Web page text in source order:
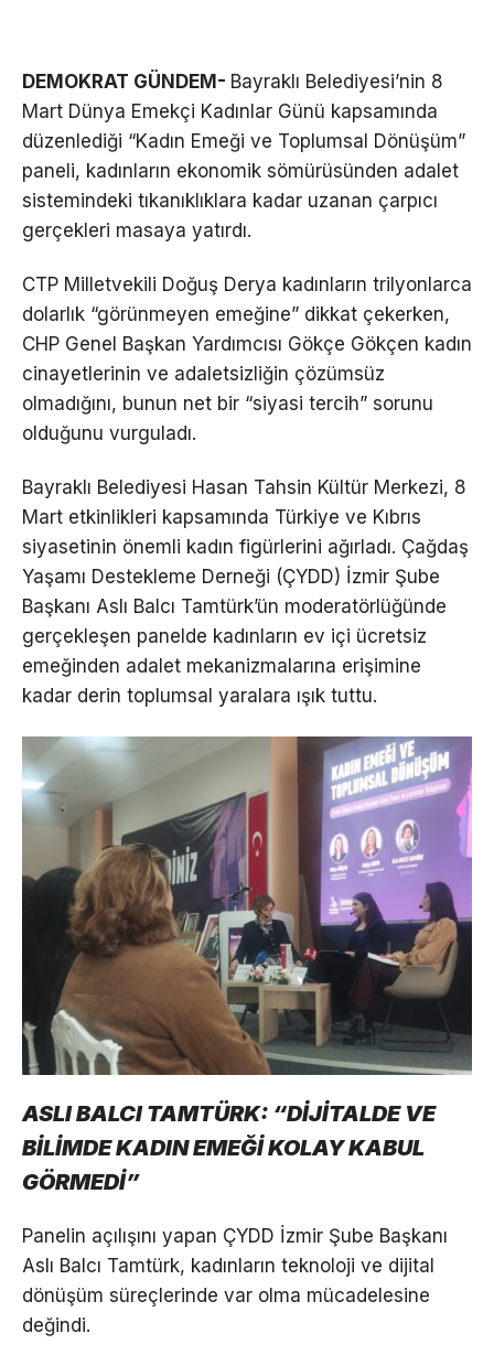
DEMOKRAT GÜNDEM- Bayraklı Belediyesi’nin 8
Mart Dünya Emekçi Kadınlar Günü kapsamında
düzenlediği “Kadın Emeği ve Toplumsal Dönüşüm”
paneli, kadınların ekonomik sömürüsünden adalet
sistemindeki tıkanıklıklara kadar uzanan çarpıcı
gerçekleri masaya yatırdı.
CTP Milletvekili Doğuş Derya kadınların trilyonlarca
dolarlık “görünmeyen emeğine” dikkat çekerken,
CHP Genel Başkan Yardımcısı Gökçe Gökçen kadın
cinayetlerinin ve adaletsizliğin çözümsüz
olmadığını, bunun net bir “siyasi tercih” sorunu
olduğunu vurguladı.
Bayraklı Belediyesi Hasan Tahsin Kültür Merkezi, 8
Mart etkinlikleri kapsamında Türkiye ve Kıbrıs
siyasetinin önemli kadın figürlerini ağırladı. Çağdaş
Yaşamı Destekleme Derneği (ÇYDD) İzmir Şube
Başkanı Aslı Balcı Tamtürk’ün moderatörlüğünde
gerçekleşen panelde kadınların ev içi ücretsiz
emeğinden adalet mekanizmalarına erişimine
kadar derin toplumsal yaralara ışık tuttu.
ASLI BALCI TAMTÜRK: “DİJİTALDE VE
BİLİMDE KADIN EMEĞİ KOLAY KABUL
GÖRMEDİ”
Panelin açılışını yapan ÇYDD İzmir Şube Başkanı
Aslı Balcı Tamtürk, kadınların teknoloji ve dijital
dönüşüm süreçlerinde var olma mücadelesine
değindi.